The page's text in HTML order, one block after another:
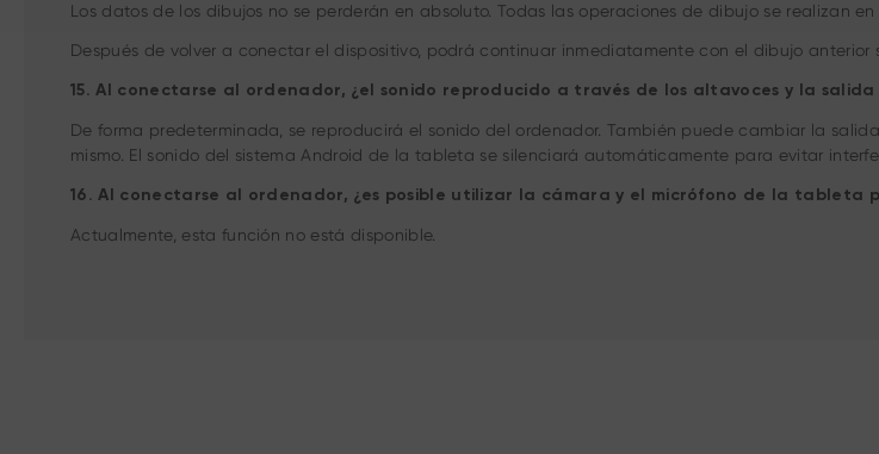
Los datos de los dibujos no se perderán en absoluto. Todas las operaciones de dibujo se realizan
Después de volver a conectar el dispositivo, podrá continuar inmediatamente con el dibujo
15. Al conectarse al ordenador, ¿el sonido reproducido a través de los altavoces y la
De forma predeterminada, se reproducirá el sonido del ordenador. También puede cambiar la
mismo. El sonido del sistema Android de la tableta se silenciará automáticamente para evitar
16. Al conectarse al ordenador, ¿es posible utilizar la cámara y el micrófono de la tableta
Actualmente, esta función no está disponible.